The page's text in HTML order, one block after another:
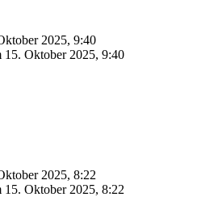
2025, 9:40
15. Oktober 2025, 9:40
2025, 8:22
15. Oktober 2025, 8:22